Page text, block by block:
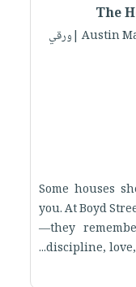
The
| Austin Macauley |ورقي
Some houses
you. At Boyd
—they
discipline, love,